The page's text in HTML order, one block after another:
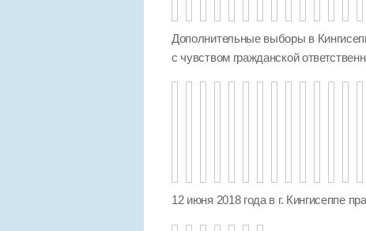
Дополнительные выборы в
с чувством гражданской
12 июня 2018 года в г. Кингисеппе